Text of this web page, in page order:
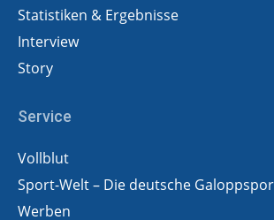
Statistiken & Ergebnisse
Interview
Story
Service
Vollblut
Sport-Welt – Die deutsche
Werben